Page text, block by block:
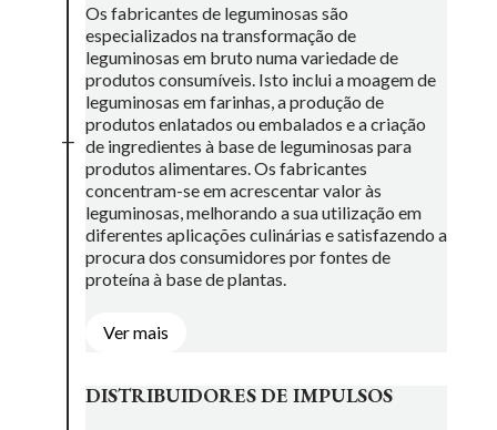
L
Os fabricantes de leguminosas são
especializados na transformação de
leguminosas em bruto numa variedade de
produtos consumíveis. Isto inclui a moagem de
leguminosas em farinhas, a produção de
produtos enlatados ou embalados e a criação
de ingredientes à base de leguminosas para
produtos alimentares. Os fabricantes
concentram-se em acrescentar valor às
leguminosas, melhorando a sua utilização em
diferentes aplicações culinárias e satisfazendo a
procura dos consumidores por fontes de
proteína à base de plantas.
Ver mais
DISTRIBUIDORES DE IMPULSOS